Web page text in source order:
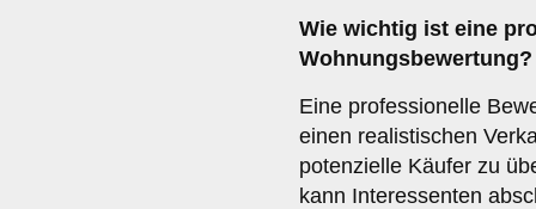
Wie wichtig ist eine
Wohnungsbewertung?
Eine professionelle
einen realistischen
potenzielle Käufer zu
kann Interessenten